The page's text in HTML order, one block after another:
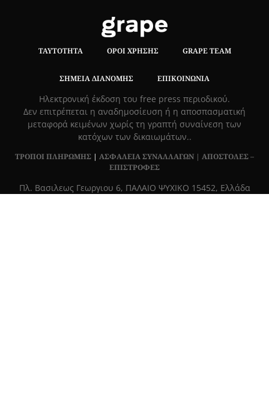
ΤΑΥΤΌΤΗΤΑ ΌΡΟΙ ΧΡΉΣΗΣ GRAPE TEAM
ΣΗΜΕΊΑ ΔΙΑΝΟΜΉΣ ΕΠΙΚΟΙΝΩΝΊΑ
Hλεκτρονική έκδοση του free press περιοδικού.
Δεν επιτρέπεται η αναδημοσίευση ή η αποσπασματική
μεταφορά κειμένων χωρίς τη γραπτή συναίνεση των
κατόχων των δικαιωμάτων..
ΤΡΟΠΟΙ ΠΛΗΡΩΜΗΣ | ΑΣΦΑΛΕΙΑ ΣΥΝΑΛΛΑΓΩΝ | ΑΠΟΣΤΟΛΕΣ –
ΕΠΙΣΤΡΟΦΕΣ
Πλ. Βασιλεως Γεωργιου 6, ΠΑΛΑΙΟ ΨΥΧΙΚΟ 15452, Ελλάδα